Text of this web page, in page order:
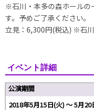
※石川・本多の森ホールの
す。予めご了承ください。
立見：6,300円(税込) ※石
イベント詳細
公演期間
2018年5月15日(火) 〜 5月20